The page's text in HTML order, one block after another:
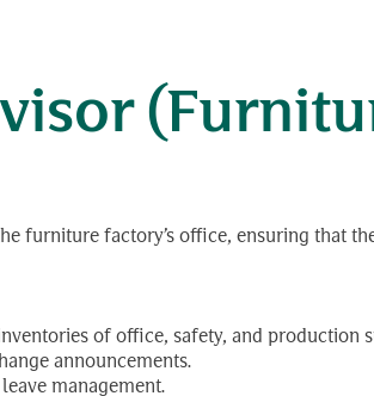
furniture factory’s office, ensuring that
of office, safety, and production
announcements.
management.